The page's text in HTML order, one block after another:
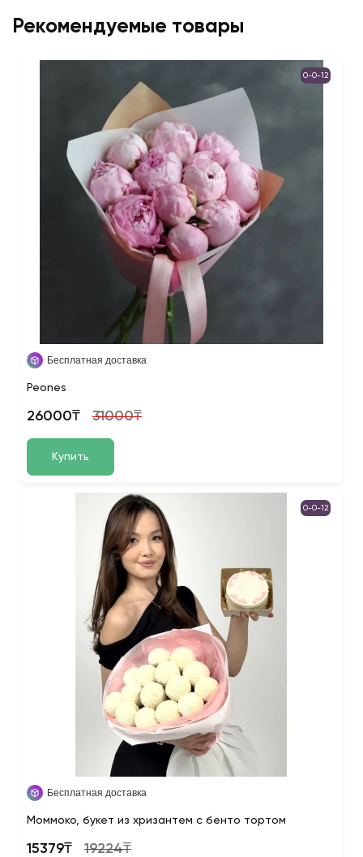
Рекомендуемые товары
0-0-12
Бесплатная доставка
Peones
26000₸ 31000₸
Купить
0-0-12
Бесплатная доставка
Моммоко, букет из хризантем с бенто тортом
15379₸ 19224₸